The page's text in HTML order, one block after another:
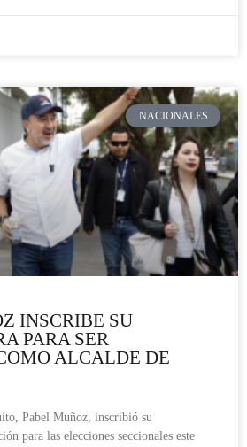
NACIONALES
INSCRIBE SU
PARA SER
ALCALDE DE
Pabel Muñoz, inscribió su
para las elecciones seccionales este